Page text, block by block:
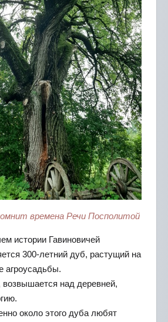
времена Речи Посполитой
истории Гавиновичей
300-летний дуб, растущий на
агроусадьбы.
возвышается над деревней,
около этого дуба любят